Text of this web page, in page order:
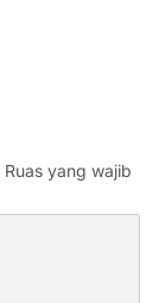
Ruas yang wajib